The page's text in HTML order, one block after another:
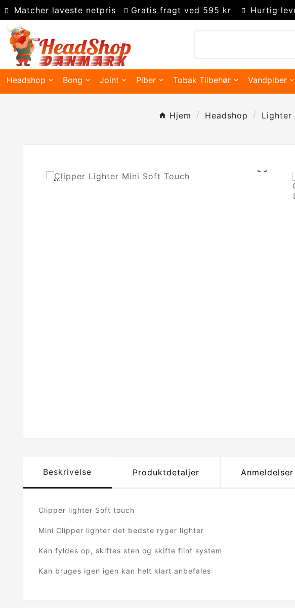
Matcher laveste netpris Gratis fragt ved 595 kr Hurtig
Headshop Bong Joint Piber Tobak Tilbehør Vandpiber
Hjem Headshop Lighter
Ny

Beskrivelse Produktdetaljer Anmeldelser
Clipper lighter Soft touch
Mini Clipper lighter det bedste ryger lighter
Kan fyldes op, skiftes sten og skifte flint system
Kan bruges igen igen kan helt klart anbefales